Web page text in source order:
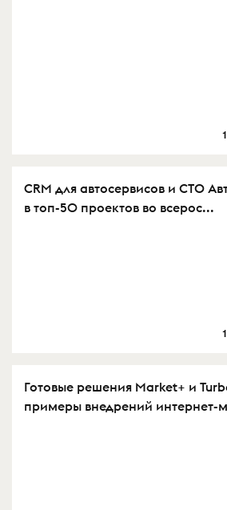
CRM для автосервисов и СТО
в топ-50 проектов во всерос...
Готовые решения Market+ и
примеры внедрений интернет-